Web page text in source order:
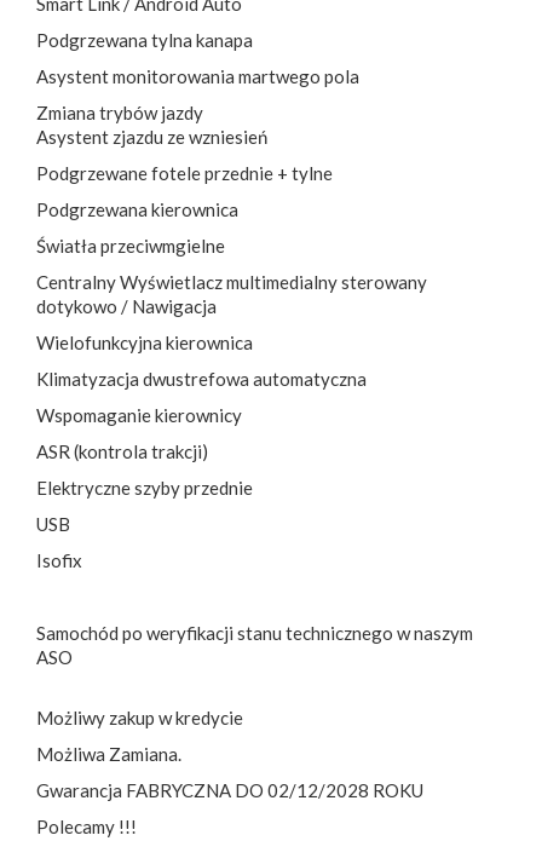
Podgrzewana tylna kanapa
Asystent monitorowania martwego pola
Zmiana trybów jazdy
Asystent zjazdu ze wzniesień
Podgrzewane fotele przednie + tylne
Podgrzewana kierownica
Światła przeciwmgielne
Centralny Wyświetlacz multimedialny sterowany
dotykowo / Nawigacja
Wielofunkcyjna kierownica
Klimatyzacja dwustrefowa automatyczna
Wspomaganie kierownicy
ASR (kontrola trakcji)
Elektryczne szyby przednie
USB
Isofix
Samochód po weryfikacji stanu technicznego w naszym
ASO
Możliwy zakup w kredycie
Możliwa Zamiana.
Gwarancja FABRYCZNA DO 02/12/2028 ROKU
Polecamy !!!